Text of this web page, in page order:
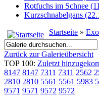
Rotfuchs im Schnee
Kurzschnabelgans
Startseite »
Zurück zur Galerieübersicht
TOP 100: Zuletzt
8147 8147 7311 7311 2562
2810 2810 5561 5561 5983
9571 9571 9572 9572